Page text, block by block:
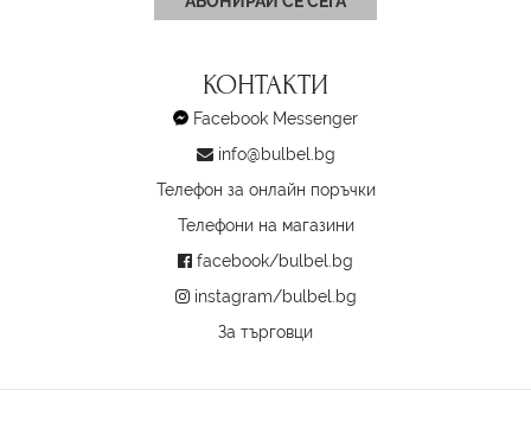
КОНТАКТИ
Facebook Messenger
info@bulbel.bg
Телефон за онлайн поръчки
Телефони на магазини
facebook/bulbel.bg
instagram/bulbel.bg
За търговци